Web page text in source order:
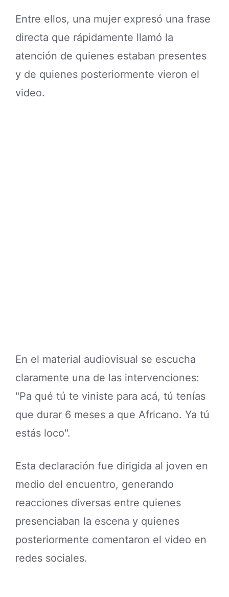
Entre ellos, una mujer expresó una frase
directa que rápidamente llamó la
atención de quienes estaban presentes
y de quienes posteriormente vieron el
video.
En el material audiovisual se escucha
claramente una de las intervenciones:
"Pa qué tú te viniste para acá, tú tenías
que durar 6 meses a que Africano. Ya tú
estás loco".
Esta declaración fue dirigida al joven en
medio del encuentro, generando
reacciones diversas entre quienes
presenciaban la escena y quienes
posteriormente comentaron el video en
redes sociales.